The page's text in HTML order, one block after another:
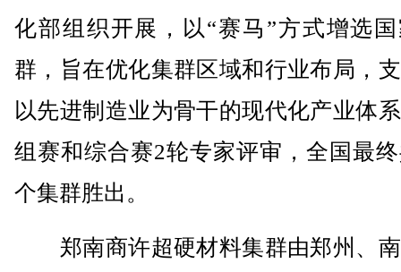
化部组织开展，以“赛马”方式增选
群，旨在优化集群区域和行业布局，
以先进制造业为骨干的现代化产业体
组赛和综合赛2轮专家评审，全国最
个集群胜出。
郑南商许超硬材料集群由郑州、